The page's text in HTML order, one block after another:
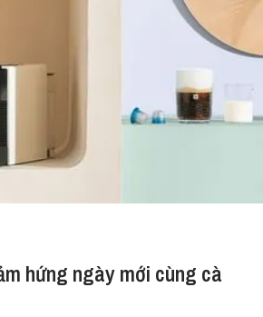
hứng ngày mới cùng cà